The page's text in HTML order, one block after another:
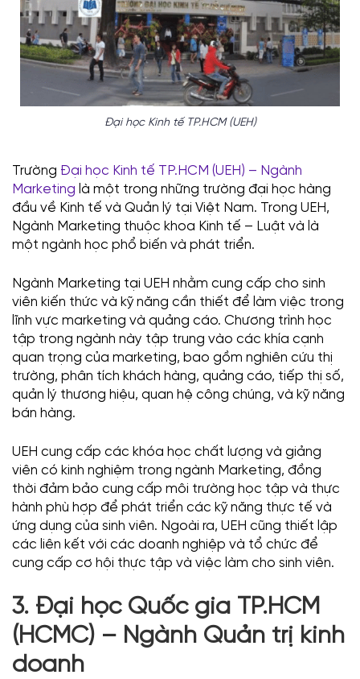
Đại học Kinh tế TP.HCM (UEH)
Trường Đại học Kinh tế TP.HCM (UEH) – Ngành
Marketing là một trong những trường đại học hàng
đầu về Kinh tế và Quản lý tại Việt Nam. Trong UEH,
Ngành Marketing thuộc khoa Kinh tế – Luật và là
một ngành học phổ biến và phát triển.
Ngành Marketing tại UEH nhằm cung cấp cho sinh
viên kiến thức và kỹ năng cần thiết để làm việc trong
lĩnh vực marketing và quảng cáo. Chương trình học
tập trong ngành này tập trung vào các khía cạnh
quan trọng của marketing, bao gồm nghiên cứu thị
trường, phân tích khách hàng, quảng cáo, tiếp thị số,
quản lý thương hiệu, quan hệ công chúng, và kỹ năng
bán hàng.
UEH cung cấp các khóa học chất lượng và giảng
viên có kinh nghiệm trong ngành Marketing, đồng
thời đảm bảo cung cấp môi trường học tập và thực
hành phù hợp để phát triển các kỹ năng thực tế và
ứng dụng của sinh viên. Ngoài ra, UEH cũng thiết lập
các liên kết với các doanh nghiệp và tổ chức để
cung cấp cơ hội thực tập và việc làm cho sinh viên.
3. Đại học Quốc gia TP.HCM
(HCMC) – Ngành Quản trị kinh
doanh